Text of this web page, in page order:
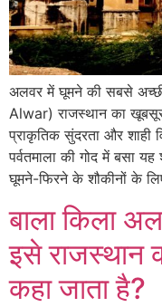
अलवर में घूमने की सबसे
Alwar) राजस्थान का
प्राकृतिक सुंदरता और शाही
पर्वतमाला की गोद में बसा
घूमने-फिरने के शौकीनों के
बाला किला
इसे राजस्थान
कहा जाता है?